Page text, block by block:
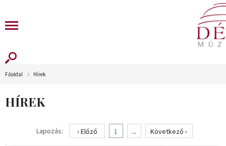
Főoldal Hírek
HÍREK
Lapozás: ‹ Előző 1 ... Következő ›